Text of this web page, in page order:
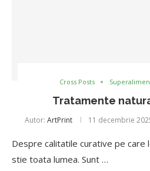
Cross Posts
Tratamente
Autor: ArtPrint 11 decembrie
Despre calitatile curative pe care
stie toata lumea. Sunt …